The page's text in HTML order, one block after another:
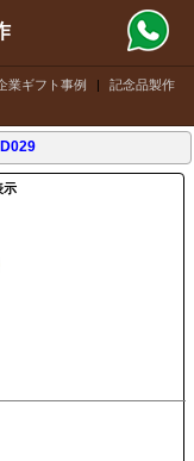
業ギフト事例 |
記念品製作
示